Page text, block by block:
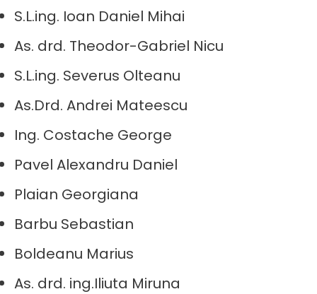
S.L.ing. Ioan Daniel Mihai
As. drd. Theodor-Gabriel Nicu
S.L.ing. Severus Olteanu
As.Drd. Andrei Mateescu
Ing. Costache George
Pavel Alexandru Daniel
Plaian Georgiana
Barbu Sebastian
Boldeanu Marius
As. drd. ing.Iliuta Miruna